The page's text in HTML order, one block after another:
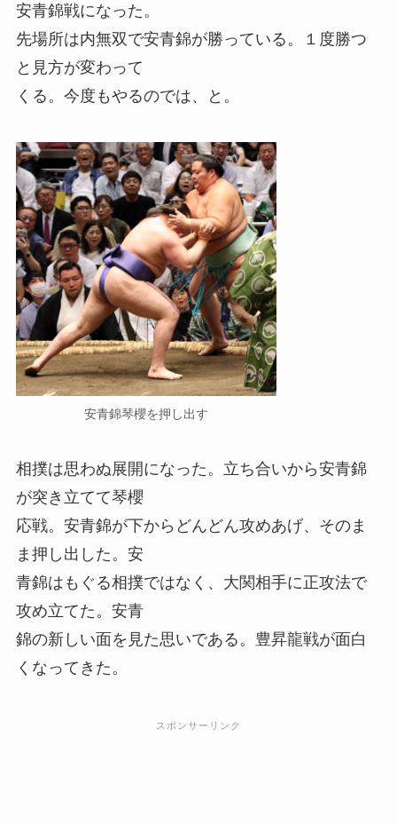
安青錦戦になった。
先場所は内無双で安青錦が勝っている。１度勝つ
と見方が変わって
くる。今度もやるのでは、と。
安青錦琴櫻を押し出す
相撲は思わぬ展開になった。立ち合いから安青錦
が突き立てて琴櫻
応戦。安青錦が下からどんどん攻めあげ、そのま
ま押し出した。安
青錦はもぐる相撲ではなく、大関相手に正攻法で
攻め立てた。安青
錦の新しい面を見た思いである。豊昇龍戦が面白
くなってきた。
スポンサーリンク